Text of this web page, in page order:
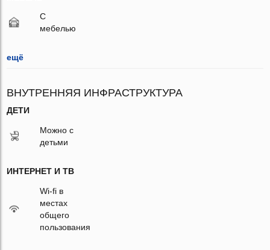
С
мебелью
ещё
ВНУТРЕННЯЯ ИНФРАСТРУКТУРА
ДЕТИ
Можно с
детьми
ИНТЕРНЕТ И ТВ
Wi-fi в
местах
общего
пользования